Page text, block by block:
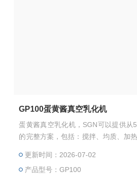
GP100蛋黄酱真空乳化机
蛋黄酱真空乳化机，SGN可以提供从
的完整方案，包括：搅拌、均质、加
更新时间：2026-07-02
产品型号：GP100